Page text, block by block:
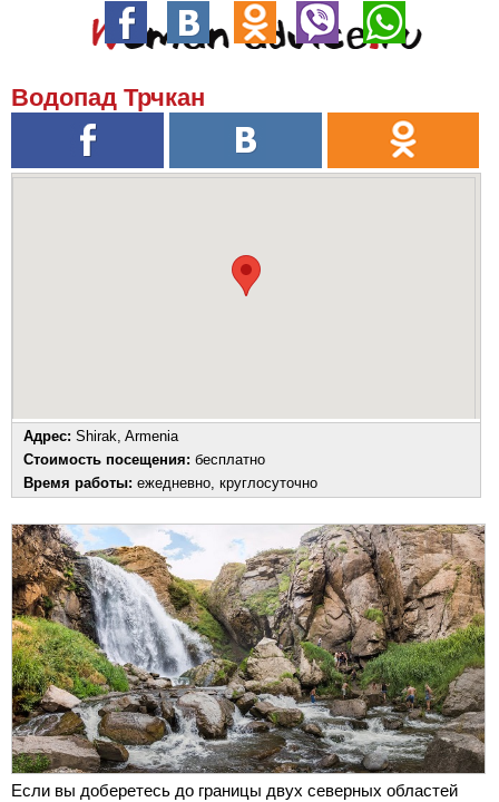
Водопад Трчкан
Адрес: Shirak, Armenia
Стоимость посещения: бесплатно
Время работы: ежедневно, круглосуточно
Если вы доберетесь до границы двух северных областей